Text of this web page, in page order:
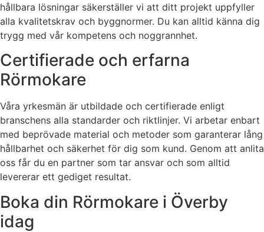
hållbara lösningar säkerställer vi att ditt projekt uppfyller
alla kvalitetskrav och byggnormer. Du kan alltid känna dig
trygg med vår kompetens och noggrannhet.
Certifierade och erfarna
Rörmokare
Våra yrkesmän är utbildade och certifierade enligt
branschens alla standarder och riktlinjer. Vi arbetar enbart
med beprövade material och metoder som garanterar lång
hållbarhet och säkerhet för dig som kund. Genom att anlita
oss får du en partner som tar ansvar och som alltid
levererar ett gediget resultat.
Boka din Rörmokare i Överby
idag